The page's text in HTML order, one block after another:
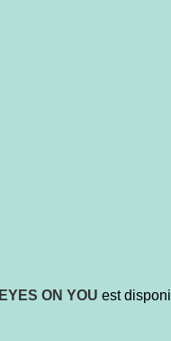
EYES ON YOU est